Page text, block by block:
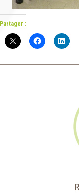
Partager :